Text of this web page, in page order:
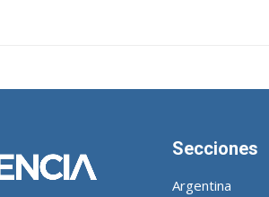
Secciones
Argentina